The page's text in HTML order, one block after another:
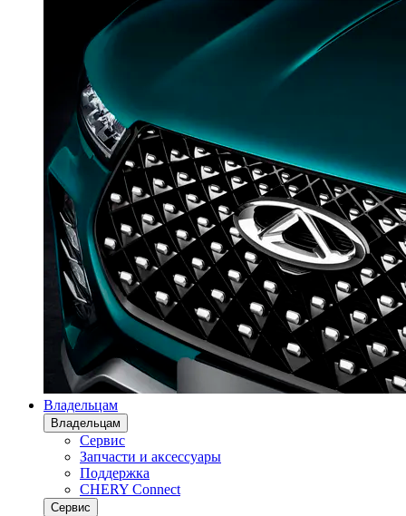
Владельцам
Владельцам
Сервис
Запчасти и аксессуары
Поддержка
CHERY Connect
Сервис